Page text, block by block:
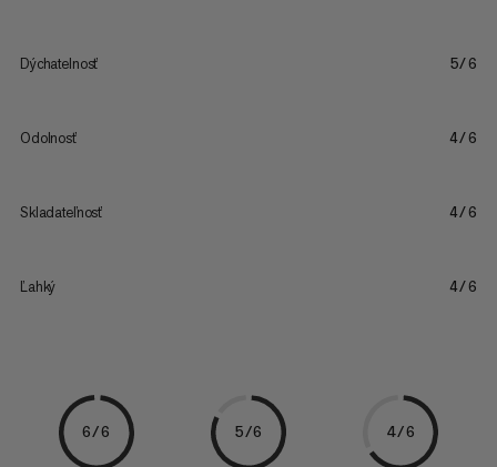
Dýchatelnosť 5/6
Odolnosť 4/6
Skladateľnosť 4/6
Ľahký 4/6
6/6 5/6 4/6